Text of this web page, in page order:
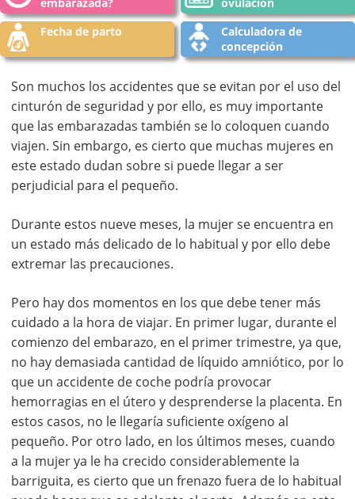
Fecha de parto
Calculadora de
concepción
Son muchos los accidentes que se evitan por el uso del
cinturón de seguridad y por ello, es muy importante
que las embarazadas también se lo coloquen cuando
viajen. Sin embargo, es cierto que muchas mujeres en
este estado dudan sobre si puede llegar a ser
perjudicial para el pequeño.
Durante estos nueve meses, la mujer se encuentra en
un estado más delicado de lo habitual y por ello debe
extremar las precauciones.
Pero hay dos momentos en los que debe tener más
cuidado a la hora de viajar. En primer lugar, durante el
comienzo del embarazo, en el primer trimestre, ya que,
no hay demasiada cantidad de líquido amniótico, por lo
que un accidente de coche podría provocar
hemorragias en el útero y desprenderse la placenta. En
estos casos, no le llegaría suficiente oxígeno al
pequeño. Por otro lado, en los últimos meses, cuando
a la mujer ya le ha crecido considerablemente la
barriguita, es cierto que un frenazo fuera de lo habitual